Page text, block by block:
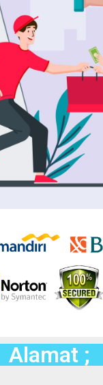
Alamat ;